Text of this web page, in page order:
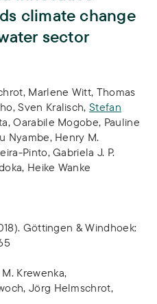
climate change
sector
, Marlene Witt, Thomas
,Sven Kralisch,Stefan
,Oarabile Mogobe, Pauline
Nyambe, Henry M.
Pinto,Gabriela J. P.
, Heike Wanke
Göttingen & Windhoek:
Krewenka,
Jörg Helmschrot,